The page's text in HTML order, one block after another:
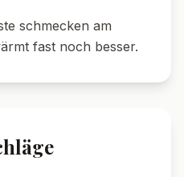
das Gratin mit einer